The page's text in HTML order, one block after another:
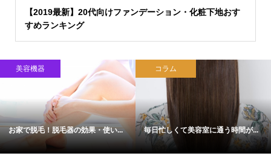
【2019最新】20代向けファンデーション・化粧下地おす
すめランキング
美容機器
お家で脱毛！脱毛器の効果・使い...
コラム
毎日忙しくて美容室に通う時間が...